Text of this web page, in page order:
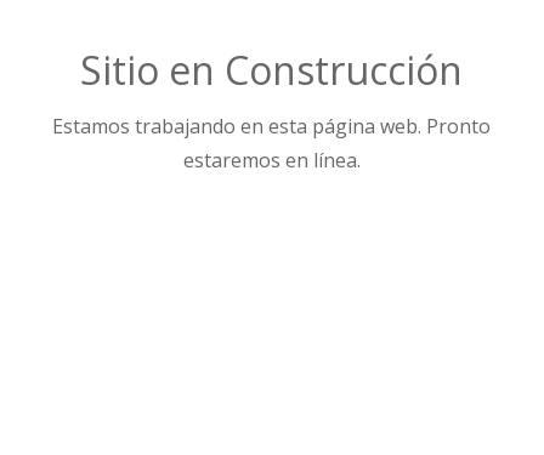
Sitio en Construcción
Estamos trabajando en esta página web. Pronto
estaremos en línea.